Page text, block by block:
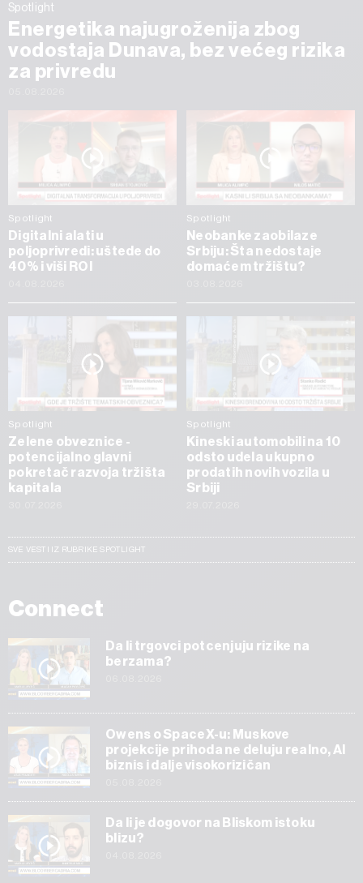
Spotlight
Energetika najugroženija zbog
vodostaja Dunava, bez većeg rizika
za privredu
Spotlight
Digitalni alati u
poljoprivredi: uštede do
40% i viši ROI
Spotlight
Neobanke zaobilaze
Srbiju: Šta nedostaje
domaćem tržištu?
Spotlight
Zelene obveznice -
potencijalno glavni
pokretač razvoja tržišta
kapitala
Spotlight
Kineski automobili na 10
odsto udela ukupno
prodatih novih vozila u
Srbiji
SVE VESTI IZ RUBRIKE SPOTLIGHT
Connect
Da li trgovci potcenjuju rizike na
berzama?
Owens o SpaceX-u: Muskove
projekcije prihoda ne deluju realno, AI
biznis i dalje visokorizičan
Da li je dogovor na Bliskom istoku
blizu?